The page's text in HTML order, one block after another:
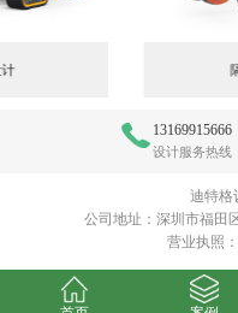
13169915666
设计服务热线
迪特格
公司地址：深圳市福田
营业执照